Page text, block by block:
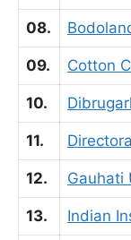
08.
09. Cotton
10.
11.
12. Gauhati
13. Indian